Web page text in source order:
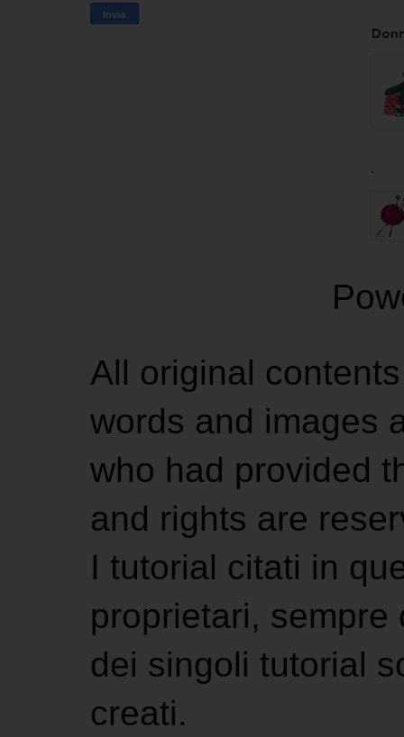
.
All original
words and images
who had provided
and rights are
I tutorial citati in
proprietari,
dei singoli tutorial
creati.